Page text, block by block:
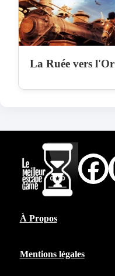
La Ruée vers l'Or
À Propos
Mentions légales